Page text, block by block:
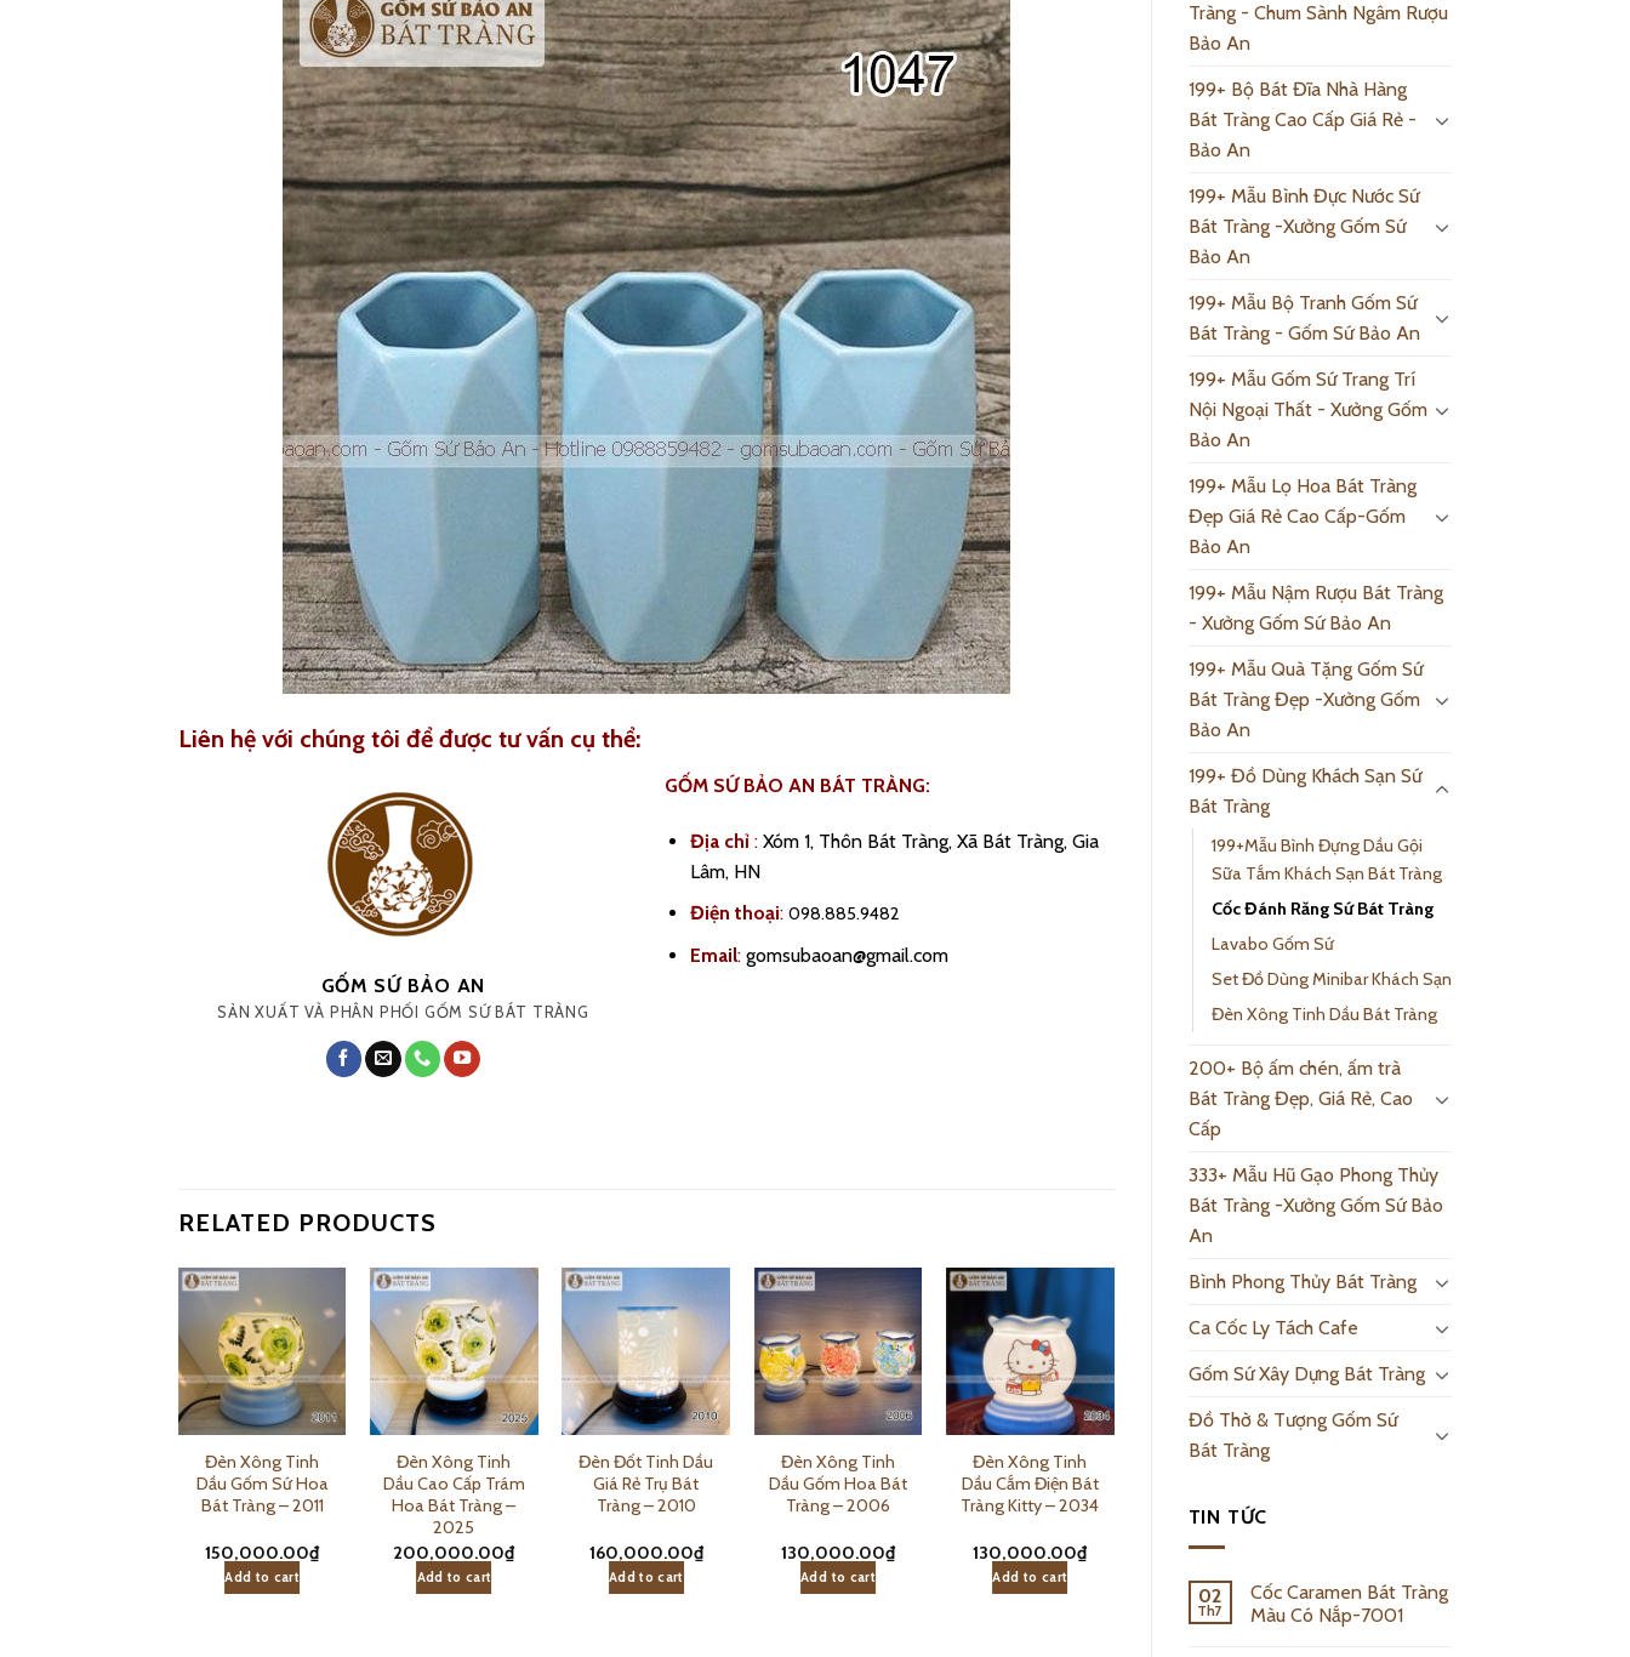
Tràng - Chum Sành Ngâm Rượu
Bảo An
199+ Bộ Bát Đĩa Nhà Hàng
Bát Tràng Cao Cấp Giá Rẻ -
Bảo An
199+ Mẫu Bình Đực Nước Sứ
Bát Tràng -Xưởng Gốm Sứ
Bảo An
199+ Mẫu Bộ Tranh Gốm Sứ
Bát Tràng - Gốm Sứ Bảo An
199+ Mẫu Gốm Sứ Trang Trí
Nội Ngoại Thất - Xưởng Gốm
Bảo An
199+ Mẫu Lọ Hoa Bát Tràng
Đẹp Giá Rẻ Cao Cấp-Gốm
Bảo An
199+ Mẫu Nậm Rượu Bát Tràng
- Xưởng Gốm Sứ Bảo An
199+ Mẫu Quà Tặng Gốm Sứ
Bát Tràng Đẹp -Xưởng Gốm
Bảo An
199+ Đồ Dùng Khách Sạn Sứ
Bát Tràng
199+Mẫu Bình Đựng Dầu Gội
Sữa Tắm Khách Sạn Bát Tràng
Cốc Đánh Răng Sứ Bát Tràng
Lavabo Gốm Sứ
Set Đồ Dùng Minibar Khách Sạn
Đèn Xông Tinh Dầu Bát Tràng
200+ Bộ ấm chén, ấm trà
Bát Tràng Đẹp, Giá Rẻ, Cao
Cấp
333+ Mẫu Hũ Gạo Phong Thủy
Bát Tràng -Xưởng Gốm Sứ Bảo
An
Bình Phong Thủy Bát Tràng
Ca Cốc Ly Tách Cafe
Gốm Sứ Xây Dựng Bát Tràng
Đồ Thờ & Tượng Gốm Sứ
Bát Tràng
TIN TỨC
02
Th7
Cốc Caramen Bát Tràng
Màu Có Nắp-7001
Liên hệ với chúng tôi để được tư vấn cụ thể:
GỐM SỨ BẢO AN
SẢN XUẤT VÀ PHÂN PHỐI GỐM SỨ BÁT TRÀNG
GỐM SỨ BẢO AN BÁT TRÀNG:
Địa chỉ :Xóm 1, Thôn Bát Tràng, Xã Bát Tràng, Gia
Lâm, HN
Điện thoại: 098.885.9482
Email:gomsubaoan@gmail.com
RELATED PRODUCTS
Đèn Xông Tinh
Dầu Gốm Sứ Hoa
Bát Tràng – 2011
150,000.00₫
Add to cart
Đèn Xông Tinh
Dầu Cao Cấp Trám
Hoa Bát Tràng –
2025
200,000.00₫
Add to cart
Đèn Đốt Tinh Dầu
Giá Rẻ Trụ Bát
Tràng – 2010
160,000.00₫
Add to cart
Đèn Xông Tinh
Dầu Gốm Hoa Bát
Tràng – 2006
130,000.00₫
Add to cart
Đèn Xông Tinh
Dầu Cắm Điện Bát
Tràng Kitty – 2034
130,000.00₫
Add to cart
Đèn Xông Tinh
Lộc Bát Tràng –
2030
140,000.00